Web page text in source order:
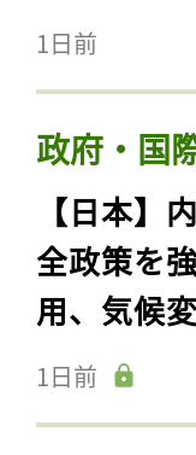
1日前
政府・国
【日本】
全政策を
用、気候
1日前